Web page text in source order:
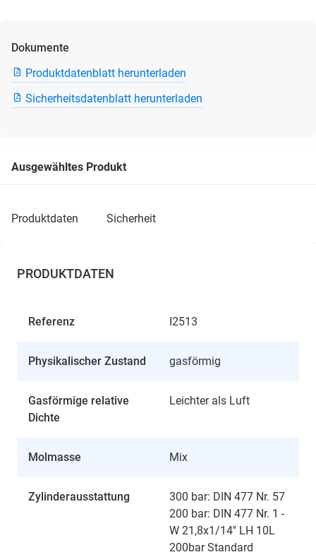
Dokumente
Produktdatenblatt herunterladen
Sicherheitsdatenblatt herunterladen
Ausgewähltes Produkt
produktdaten sicherheit
PRODUKTDATEN
Referenz I2513
Physikalischer Zustand gasförmig
Gasförmige relative
Dichte
Leichter als Luft
Molmasse Mix
Zylinderausstattung
300 bar: DIN 477 Nr. 57
200 bar: DIN 477 Nr. 1 -
W 21,8x1/14'' LH 10L
200bar Standard